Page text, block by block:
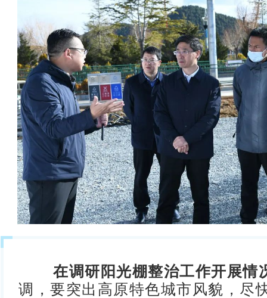
在调研阳光棚整治工作开展情
调，要突出高原特色城市风貌，尽